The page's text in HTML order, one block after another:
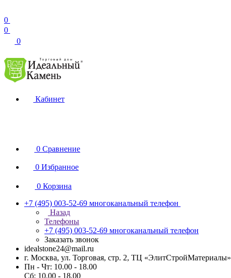
0
0
0
Кабинет
0 Сравнение
0 Избранное
0 Корзина
+7 (495) 003-52-69 многоканальный телефон
Назад
Телефоны
+7 (495) 003-52-69 многоканальный телефон
Заказать звонок
idealstone24@mail.ru
г. Москва, ул. Торговая, стр. 2, ТЦ «ЭлитСтройМатериалы»
Пн - Чт: 10.00 - 18.00
Сб: 10.00 - 18.00